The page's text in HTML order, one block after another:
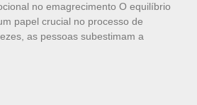
no emagrecimento O equilíbrio
papel crucial no processo de
as pessoas subestimam a